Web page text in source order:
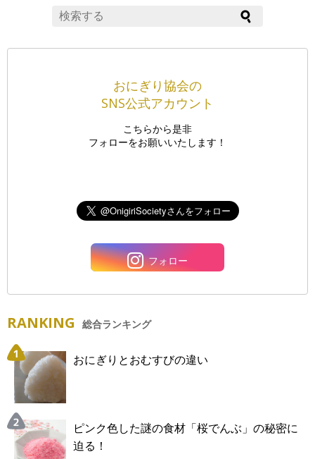
おにぎり協会の
SNS公式アカウント
こちらから是非
フォローをお願いいたします！
フォロー
RANKING 総合ランキング
おにぎりとおむすびの違い
ピンク色した謎の食材「桜でんぶ」の秘密に
迫る！